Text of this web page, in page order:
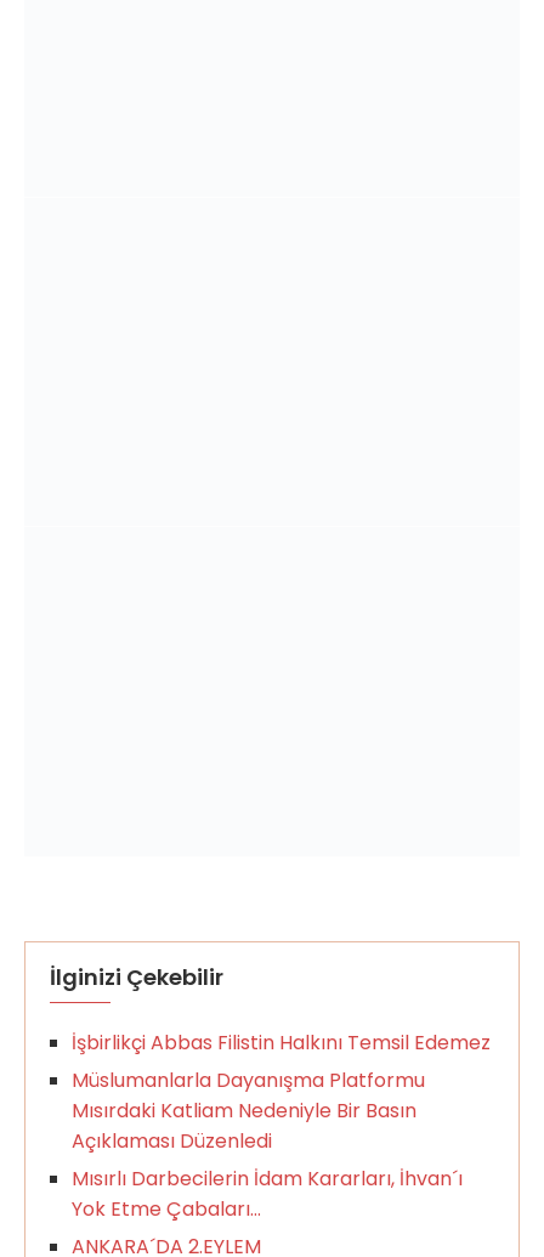
İlginizi Çekebilir
İşbirlikçi Abbas Filistin Halkını Temsil Edemez
Müslumanlarla Dayanışma Platformu
Mısırdaki Katliam Nedeniyle Bir Basın
Açıklaması Düzenledi
Mısırlı Darbecilerin İdam Kararları, İhvan´ı
Yok Etme Çabaları…
ANKARA´DA 2.EYLEM